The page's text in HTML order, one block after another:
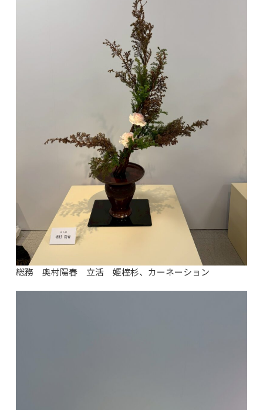
総務 奥村陽春 立活 姫榁杉、カーネーション